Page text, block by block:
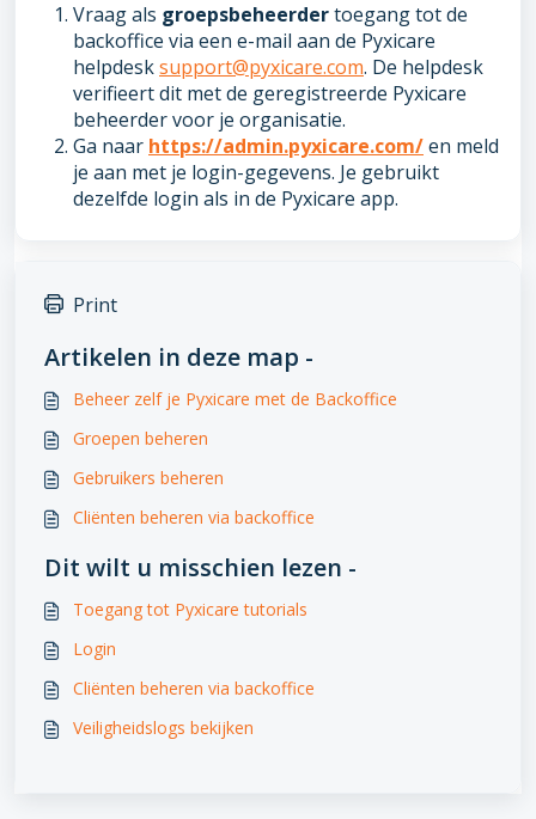
Vraag als groepsbeheerdertoegang tot de
backoffice via een e-mail aan de Pyxicare
helpdesksupport@pyxicare.com. De helpdesk
verifieert dit met de geregistreerde Pyxicare
beheerder voor je organisatie.
Ga naar https://admin.pyxicare.com/en meld
je aan met je login-gegevens. Je gebruikt
dezelfde login als in de Pyxicare app.
Print
Artikelen in deze map -
Beheer zelf je Pyxicare met de Backoffice
Groepen beheren
Gebruikers beheren
Cliënten beheren via backoffice
Dit wilt u misschien lezen -
Toegang tot Pyxicare tutorials
Login
Cliënten beheren via backoffice
Veiligheidslogs bekijken